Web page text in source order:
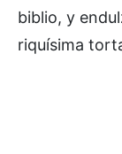
biblio, y
riquísima